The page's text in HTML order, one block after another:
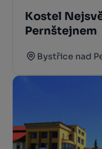
Kostel
Pernštejnem
Bystřice nad